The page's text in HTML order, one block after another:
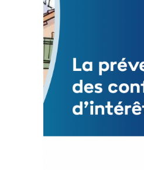
Mise à jour avril 2024
FEUILLETER